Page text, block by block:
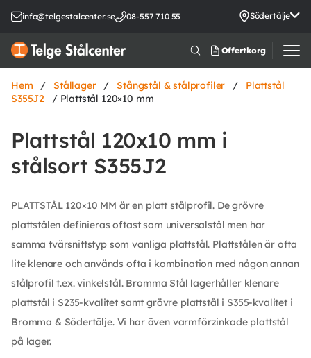
info@telgestalcenter.se 08-557 710 55 Södertälje
Offertkorg
Hem / Stållager / Stångstål & stålprofiler /
Plattstål
S355J2
/ Plattstål 120×10 mm
Plattstål 120x10 mm i
stålsort S355J2
PLATTSTÅL 120×10 MM är en platt stålprofil. De grövre
plattstålen definieras oftast som universalstål men har
samma tvärsnittstyp som vanliga plattstål. Plattstålen är ofta
lite klenare och används ofta i kombination med någon annan
stålprofil t.ex. vinkelstål. Bromma Stål lagerhåller klenare
plattstål i S235-kvalitet samt grövre plattstål i S355-kvalitet i
Bromma & Södertälje. Vi har även varmförzinkade plattstål
på lager.